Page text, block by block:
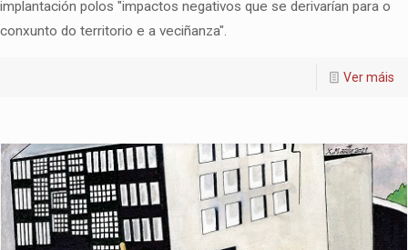
implantación polos "impactos negativos que se derivarían para o
conxunto do territorio e a veciñanza".
Ver máis